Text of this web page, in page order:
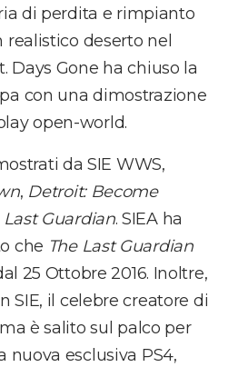
di perdita e rimpianto
deserto nel
Days Gone ha chiuso la
con una dimostrazione
open-world.
da SIE WWS,
, Detroit: Become
Last Guardian. SIEA ha
che The Last Guardian
25 Ottobre 2016. Inoltre,
SIE, il celebre creatore di
è salito sul palco per
nuova esclusiva PS4,